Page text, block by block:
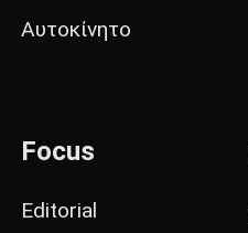
Αυτοκίνητο
Focus
Editorial